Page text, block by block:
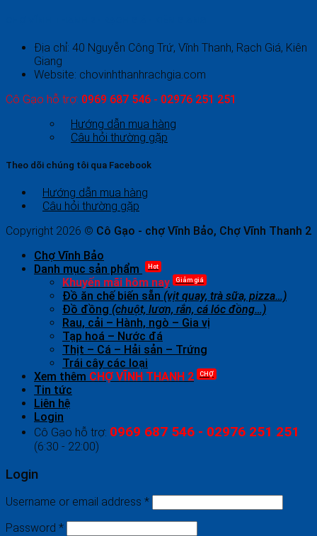
Địa chỉ: 40 Nguyễn Công Trứ, Vĩnh Thanh, Rạch Giá, Kiên
Giang
Website: chovinhthanhrachgia.com
Cô Gạo hỗ trợ: 0969 687 546 - 02976 251 251
Hướng dẫn mua hàng
Câu hỏi thường gặp
Theo dõi chúng tôi qua Facebook
Hướng dẫn mua hàng
Câu hỏi thường gặp
Copyright 2026 © Cô Gạo - chợ Vĩnh Bảo, Chợ Vĩnh Thanh 2
Chợ Vĩnh Bảo
Danh mục sản phẩm
Hot
Khuyến mãi hôm nay Giảm giá
Đồ ăn chế biến sẵn (vịt quay, trà sữa, pizza…)
Đồ đồng (chuột, lươn, rắn, cá lóc đồng…)
Rau, cải – Hành, ngò – Gia vị
Tạp hoá – Nước đá
Thịt – Cá – Hải sản – Trứng
Trái cây các loại
Xem thêm CHỢ VĨNH THANH 2 CHỢ
Tin tức
Liên hệ
Login
Cô Gạo hỗ trợ: 0969 687 546 - 02976 251 251
(6:30 - 22:00)
Login
Username or email address *
Password *